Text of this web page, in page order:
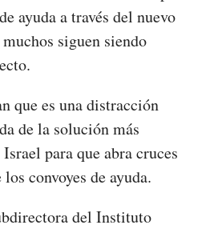
ayuda a través del nuevo
siguen siendo
que es una distracción
de la solución más
para que abra cruces
convoyes de ayuda.
del Instituto